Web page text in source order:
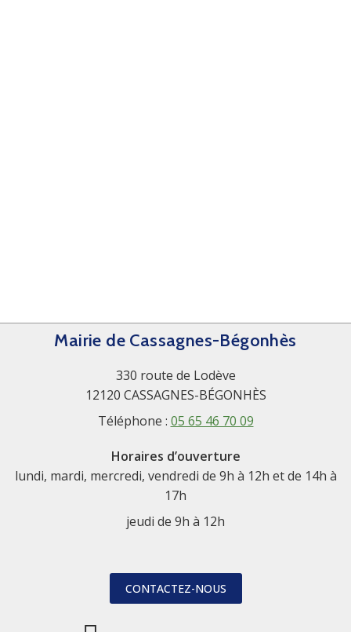
Mairie de Cassagnes-Bégonhès
330 route de Lodève
12120 CASSAGNES-BÉGONHÈS
Téléphone : 05 65 46 70 09
Horaires d’ouverture
lundi, mardi, mercredi, vendredi de 9h à 12h et de 14h à
17h
jeudi de 9h à 12h
CONTACTEZ-NOUS